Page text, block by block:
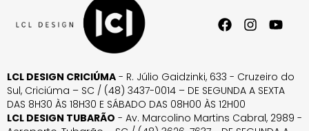
LCL DESIGN CRICIÚMA - R. Júlio Gaidzinki, 633 - Cruzeiro do
Sul, Criciúma – SC / (48) 3437-0014 – DE SEGUNDA A SEXTA
DAS 8H30 ÀS 18H30 E SÁBADO DAS 08H00 ÀS 12H00
LCL DESIGN TUBARÃO - Av. Marcolino Martins Cabral, 2989 -